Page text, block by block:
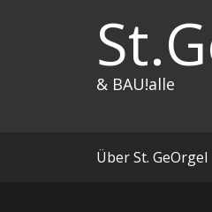
& BAU!alle
Über St. GeOrgel